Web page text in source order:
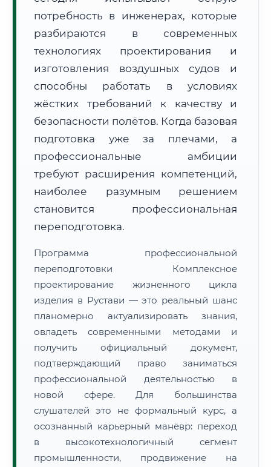
Расчет логистики оригиналов:
~3 129 км
• Экспресс-доставка СДЭК / Почтой: 4–6 рабочих дней
🔍Нажмите на документ для увеличения и просмотра
потребность в инженерах, которые
разбираются в современных
технологиях проектирования и
изготовления воздушных судов и
способны работать в условиях
жёстких требований к качеству и
безопасности полётов. Когда базовая
подготовка уже за плечами, а
профессиональные амбиции
требуют расширения компетенций,
наиболее разумным решением
становится профессиональная
переподготовка.
Программа профессиональной
переподготовки Комплексное
проектирование жизненного цикла
изделия в Рустави — это реальный шанс
планомерно актуализировать знания,
овладеть современными методами и
получить официальный документ,
подтверждающий право заниматься
профессиональной деятельностью в
новой сфере. Для большинства
слушателей это не формальный курс, а
осознанный карьерный манёвр: переход
в высокотехнологичный сегмент
промышленности, продвижение на